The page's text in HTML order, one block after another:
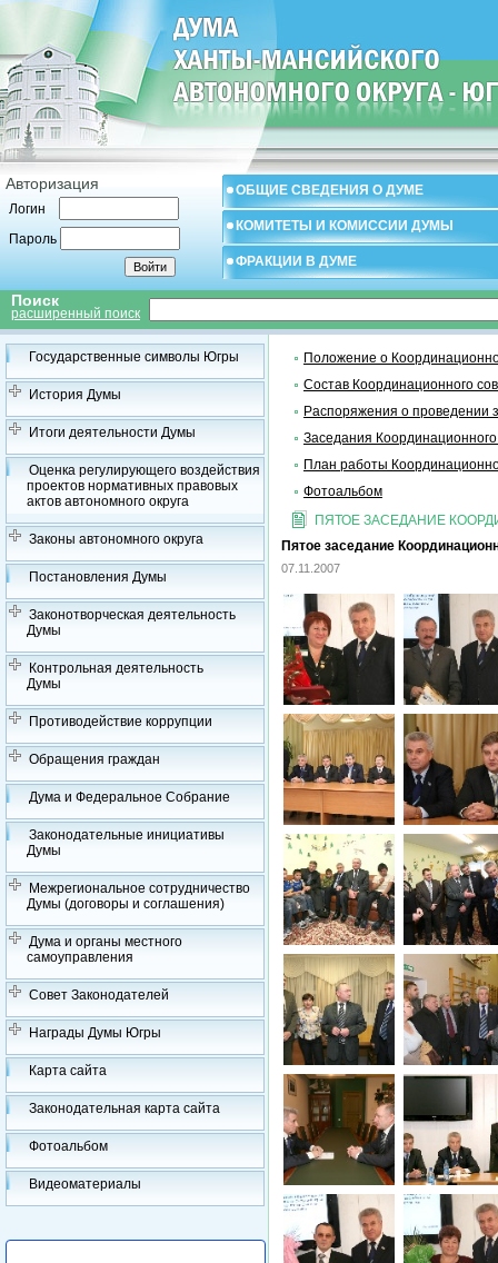
Авторизация
Логин
Пароль
ОБЩИЕ СВЕДЕНИЯ О ДУМЕ
КОМИТЕТЫ И КОМИССИИ ДУМЫ
ФРАКЦИИ В ДУМЕ
Поиск
расширенный поиск
Государственные символы Югры
История Думы
Итоги деятельности Думы
Оценка регулирующего воздействия
проектов нормативных правовых
актов автономного округа
Законы автономного округа
Постановления Думы
Законотворческая деятельность
Думы
Контрольная деятельность
Думы
Противодействие коррупции
Обращения граждан
Дума и Федеральное Собрание
Законодательные инициативы
Думы
Межрегиональное сотрудничество
Думы (договоры и соглашения)
Дума и органы местного
самоуправления
Совет Законодателей
Награды Думы Югры
Карта сайта
Законодательная карта сайта
Фотоальбом
Видеоматериалы
Положение о
Состав Координационного
Распоряжения о проведении
Заседания
План работы
Фотоальбом
ПЯТОЕ ЗАСЕДАНИЕ
Пятое заседание
07.11.2007